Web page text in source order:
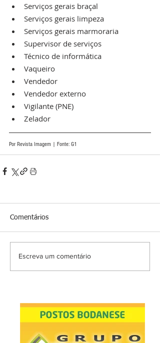
Serviços gerais braçal
Serviços gerais limpeza
Serviços gerais marmoraria
Supervisor de serviços
Técnico de informática
Vaqueiro
Vendedor
Vendedor externo
Vigilante (PNE)
Zelador
Por Revista Imagem | Fonte: G1
Comentários
Escreva um comentário